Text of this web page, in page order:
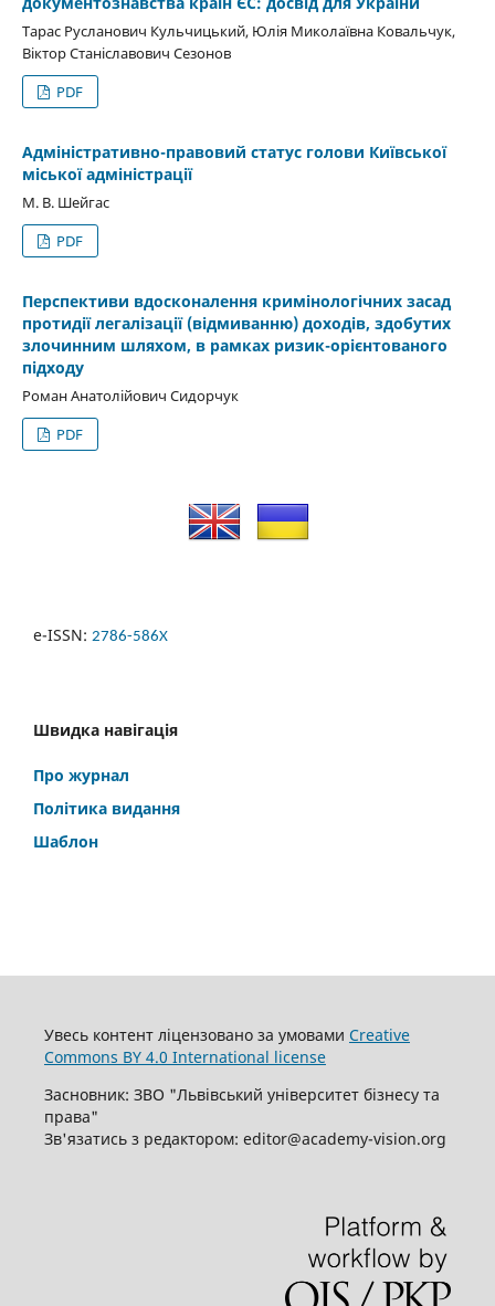
Тарас Русланович Кульчицький, Юлія Миколаївна Ковальчук,
Віктор Станіславович Сезонов
PDF
Адміністративно-правовий статус голови Київської
міської адміністрації
М. В. Шейгас
PDF
Перспективи вдосконалення кримінологічних засад
протидії легалізації (відмиванню) доходів, здобутих
злочинним шляхом, в рамках ризик-орієнтованого
підходу
Роман Анатолійович Сидорчук
PDF
e-ISSN: 2786-586X
Швидка навігація
Про журнал
Політика видання
Шаблон
Увесь контент ліцензовано за умовами Creative
Commons BY 4.0 International license
Засновник: ЗВО "Львівський університет бізнесу та
права"
Зв'язатись з редактором: editor@academy-vision.org